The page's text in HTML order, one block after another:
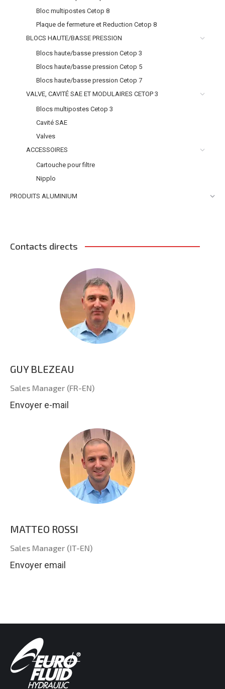
Bloc multipostes Cetop 8
Plaque de fermeture et Reduction Cetop 8
BLOCS HAUTE/BASSE PRESSION
Blocs haute/basse pression Cetop 3
Blocs haute/basse pression Cetop 5
Blocs haute/basse pression Cetop 7
VALVE, CAVITÉ SAE ET MODULAIRES CETOP 3
Blocs multipostes Cetop 3
Cavité SAE
Valves
ACCESSOIRES
Cartouche pour filtre
Nipplo
PRODUITS ALUMINIUM
Contacts directs
GUY BLEZEAU
Sales Manager (FR-EN)
Envoyer e-mail
MATTEO ROSSI
Sales Manager (IT-EN)
Envoyer email